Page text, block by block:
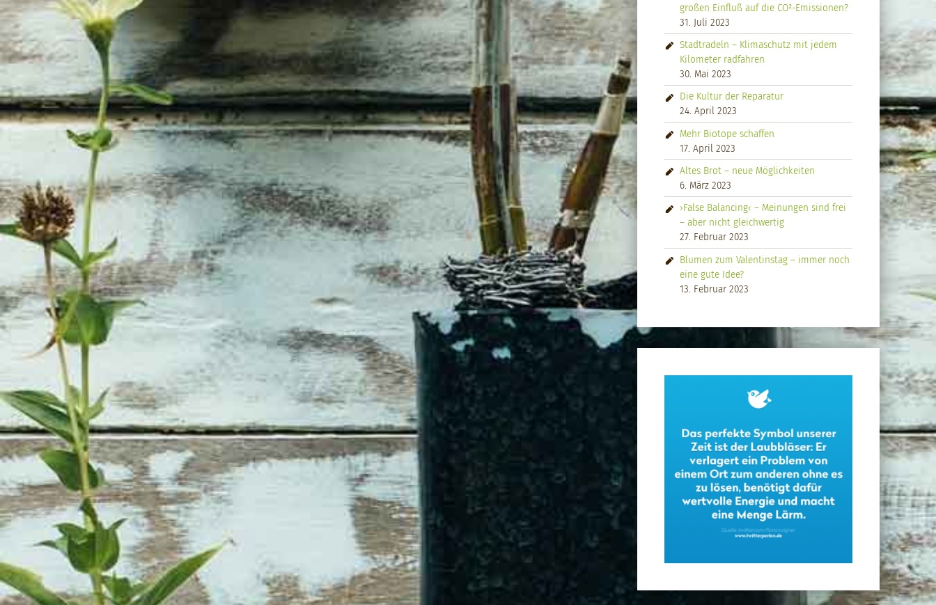
großen Einfluß auf die CO²-Emissionen?
31. Juli 2023
Stadtradeln – Klimaschutz mit jedem
Kilometer radfahren
30. Mai 2023
Die Kultur der Reparatur
24. April 2023
Mehr Biotope schaffen
17. April 2023
Altes Brot – neue Möglichkeiten
6. März 2023
›False Balancing‹ – Meinungen sind frei
– aber nicht gleichwertig
27. Februar 2023
Blumen zum Valentinstag – immer noch
eine gute Idee?
13. Februar 2023